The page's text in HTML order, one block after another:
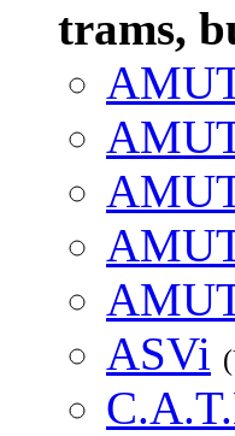
trams,
ASVi